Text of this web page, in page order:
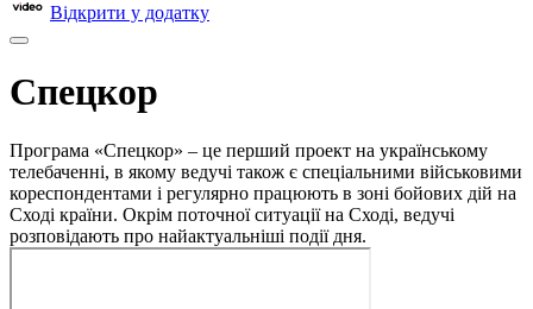
Відкрити у додатку
Спецкор
Програма «Спецкор» – це перший проект на українському
телебаченні, в якому ведучі також є спеціальними військовими
кореспондентами і регулярно працюють в зоні бойових дій на
Сході країни. Окрім поточної ситуації на Сході, ведучі
розповідають про найактуальніші події дня.